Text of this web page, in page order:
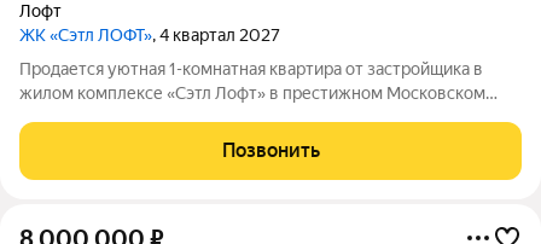
Лофт
ЖК «Сэтл ЛОФТ», 4 квартал 2027
Продается уютная 1-комнатная квартира от застройщика в
жилом комплексе «Сэтл Лофт» в престижном Московском
Удобная, классическая, функциональная европланировка,
большая кухня-гостиная 14.28
Позвонить